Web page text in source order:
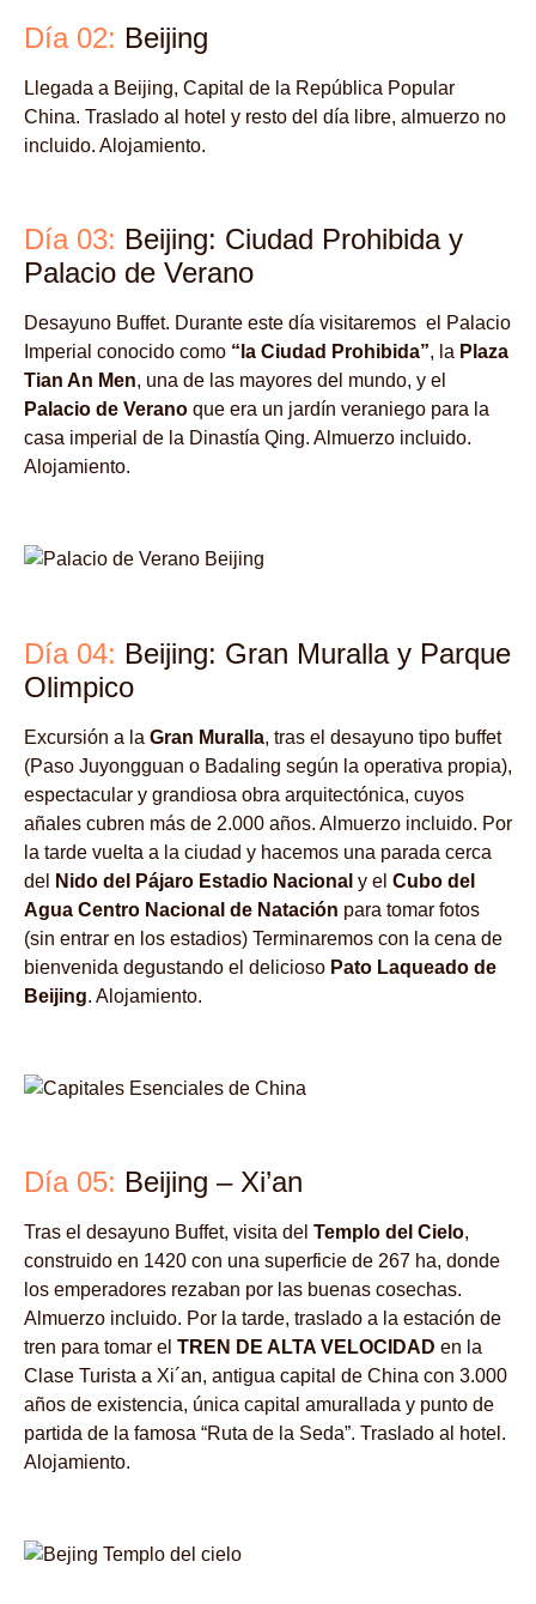
Día 02: Beijing
Llegada a Beijing, Capital de la República Popular
China. Traslado al hotel y resto del día libre, almuerzo no
incluido. Alojamiento.
Día 03: Beijing: Ciudad Prohibida y
Palacio de Verano
Desayuno Buffet. Durante este día visitaremos el Palacio
Imperial conocido como “la Ciudad Prohibida”, la Plaza
Tian An Men, una de las mayores del mundo, y el
Palacio de Verano que era un jardín veraniego para la
casa imperial de la Dinastía Qing. Almuerzo incluido.
Alojamiento.
Día 04: Beijing: Gran Muralla y Parque
Olimpico
Excursión a la Gran Muralla, tras el desayuno tipo buffet
(Paso Juyongguan o Badaling según la operativa propia),
espectacular y grandiosa obra arquitectónica, cuyos
añales cubren más de 2.000 años. Almuerzo incluido. Por
la tarde vuelta a la ciudad y hacemos una parada cerca
del
Nido del Pájaro Estadio Nacional y el Cubo del
Agua Centro Nacional de Natación para tomar fotos
(sin entrar en los estadios) Terminaremos con la cena de
bienvenida degustando el delicioso Pato Laqueado de
Beijing. Alojamiento.
Día 05: Beijing – Xi’an
Tras el desayuno Buffet, visita del Templo del Cielo,
construido en 1420 con una superficie de 267 ha, donde
los emperadores rezaban por las buenas cosechas.
Almuerzo incluido. Por la tarde, traslado a la estación de
tren para tomar el TREN DE ALTA VELOCIDAD en la
Clase Turista a Xi´an, antigua capital de China con 3.000
años de existencia, única capital amurallada y punto de
partida de la famosa “Ruta de la Seda”. Traslado al hotel.
Alojamiento.